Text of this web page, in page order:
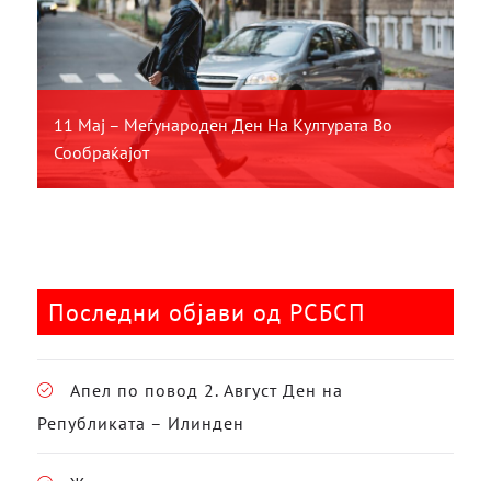
11 Мај – Меѓународен Ден На Културата Во
Сообраќајот
Последни објави од РСБСП
Апел по повод 2. Август Ден на
Републиката – Илинден